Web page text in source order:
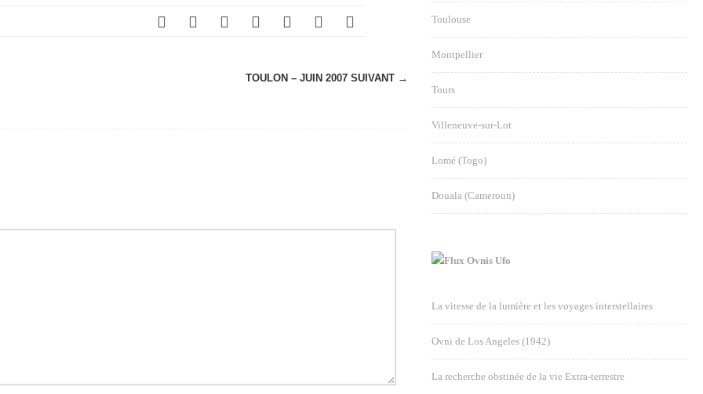
TOULON – JUIN 2007 SUIVANT →
Toulouse
Montpellier
Tours
Villeneuve-sur-Lot
Lomé (Togo)
Douala (Cameroun)
Ovnis Ufo
La vitesse de la lumière et les voyages interstellaires
Ovni de Los Angeles (1942)
La recherche obstinée de la vie Extra-terrestre